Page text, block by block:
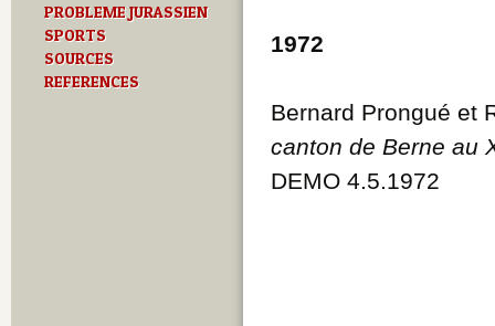
PROBLEME JURASSIEN
SPORTS
SOURCES
REFERENCES
1972
Bernard Prongué et
canton de Berne au
DEMO 4.5.1972